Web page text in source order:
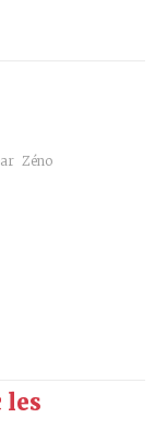
Zéno
les